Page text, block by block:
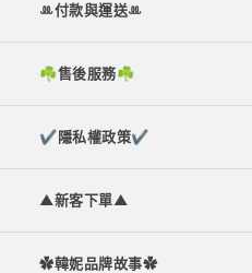
ꔛ付款與運送ꔛ
☘︎售後服務☘︎
✔隱私權政策✔
▲新客下單▲
✿韓妮品牌故事✿